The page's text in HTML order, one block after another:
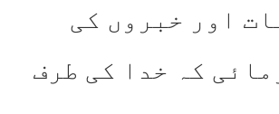
اور خبروں کی
کہ خدا کی طرف